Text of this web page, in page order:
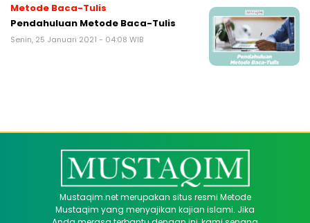
Metode Baca-Tulis
Pendahuluan Metode Baca-Tulis
Senin, 25 Januari 2021 - 04:08 WIB
Mustaqim.net merupakan situs resmi Metode
Mustaqim yang menyajikan kajian islami. Jika